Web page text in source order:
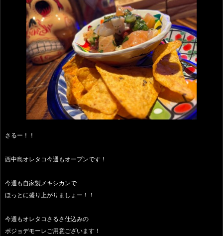
さるー！！
西中島オレタコ今週もオープンです！
今週も自家製メキシカンで
ほっとに盛り上がりましょー！！
今週もオレタコさるさ仕込みの
ポジョデモーレご用意ございます！